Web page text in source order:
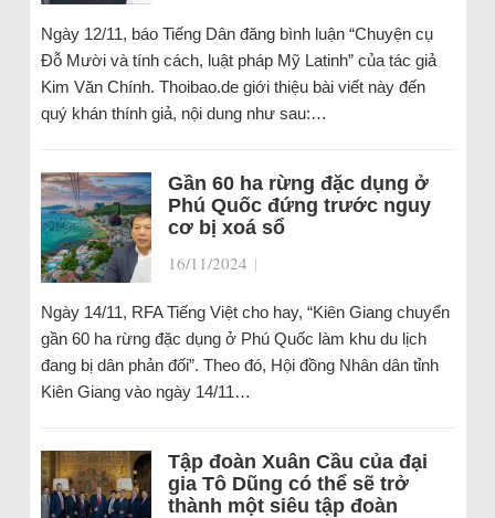
Ngày 12/11, báo Tiếng Dân đăng bình luận “Chuyện cụ
Đỗ Mười và tính cách, luật pháp Mỹ Latinh” của tác giả
Kim Văn Chính. Thoibao.de giới thiệu bài viết này đến
quý khán thính giả, nội dung như sau:…
Gần 60 ha rừng đặc dụng ở
Phú Quốc đứng trước nguy
cơ bị xoá sổ
16/11/2024 |
Ngày 14/11, RFA Tiếng Việt cho hay, “Kiên Giang chuyển
gần 60 ha rừng đặc dụng ở Phú Quốc làm khu du lịch
đang bị dân phản đối”. Theo đó, Hội đồng Nhân dân tỉnh
Kiên Giang vào ngày 14/11…
Tập đoàn Xuân Cầu của đại
gia Tô Dũng có thể sẽ trở
thành một siêu tập đoàn